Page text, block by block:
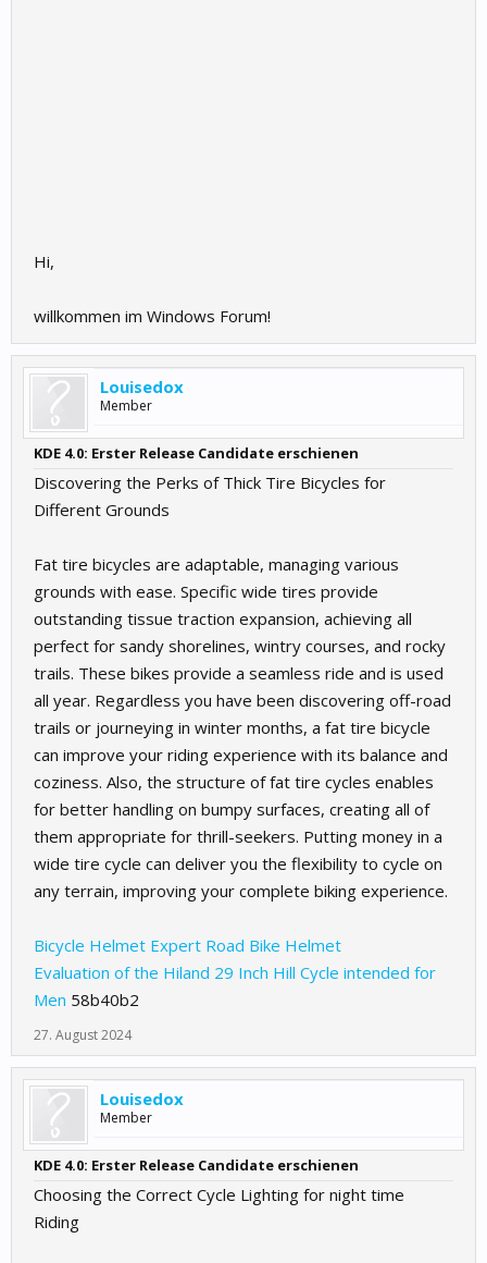
Hi,
willkommen im Windows Forum!
Louisedox
Member
KDE 4.0: Erster Release Candidate erschienen
Discovering the Perks of Thick Tire Bicycles for
Different Grounds
Fat tire bicycles are adaptable, managing various
grounds with ease. Specific wide tires provide
outstanding tissue traction expansion, achieving all
perfect for sandy shorelines, wintry courses, and rocky
trails. These bikes provide a seamless ride and is used
all year. Regardless you have been discovering off-road
trails or journeying in winter months, a fat tire bicycle
can improve your riding experience with its balance and
coziness. Also, the structure of fat tire cycles enables
for better handling on bumpy surfaces, creating all of
them appropriate for thrill-seekers. Putting money in a
wide tire cycle can deliver you the flexibility to cycle on
any terrain, improving your complete biking experience.
Bicycle Helmet Expert Road Bike Helmet
Evaluation of the Hiland 29 Inch Hill Cycle intended for
Men 58b40b2
27. August 2024
Louisedox
Member
KDE 4.0: Erster Release Candidate erschienen
Choosing the Correct Cycle Lighting for night time
Riding